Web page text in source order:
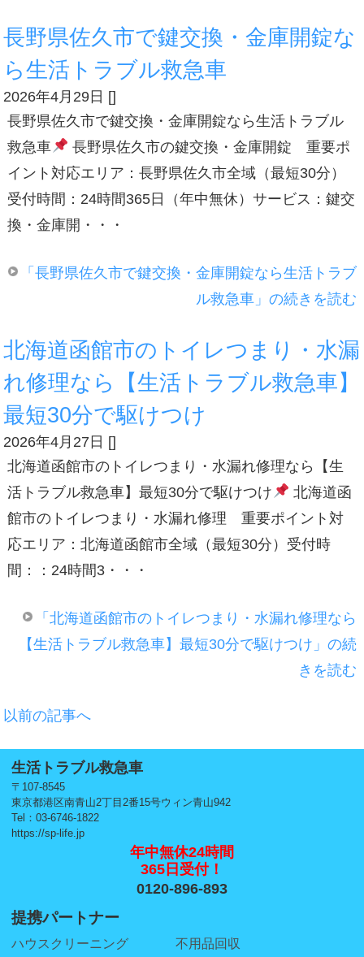
長野県佐久市で鍵交換・金庫開錠な
ら生活トラブル救急車
2026年4月29日 []
長野県佐久市で鍵交換・金庫開錠なら生活トラブル
救急車
長野県佐久市の鍵交換・金庫開錠 重要ポ
イント対応エリア：長野県佐久市全域（最短30分）
受付時間：24時間365日（年中無休）サービス：鍵交
換・金庫開・・・
「長野県佐久市で鍵交換・金庫開錠なら生活トラブ
ル救急車」の続きを読む
北海道函館市のトイレつまり・水漏
れ修理なら【生活トラブル救急車】
最短30分で駆けつけ
2026年4月27日 []
北海道函館市のトイレつまり・水漏れ修理なら【生
活トラブル救急車】最短30分で駆けつけ
北海道函
館市のトイレつまり・水漏れ修理 重要ポイント対
応エリア：北海道函館市全域（最短30分）受付時
間：：24時間3・・・
「北海道函館市のトイレつまり・水漏れ修理なら
【生活トラブル救急車】最短30分で駆けつけ」の続
きを読む
以前の記事へ
生活トラブル救急車
〒107-8545
東京都港区南青山2丁目2番15号ウィン青山942
Tel：03-6746-1822
https://sp-life.jp
年中無休24時間
365日受付！
0120-896-893
提携パートナー
ハウスクリーニング 不用品回収